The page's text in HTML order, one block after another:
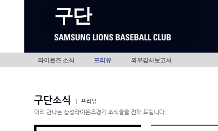
구단
라이온즈 소식 프리뷰 외부감사보고서
구단소식
프리뷰
미리 만나는 삼성라이온즈경기 소식들을 전해 드립니다.